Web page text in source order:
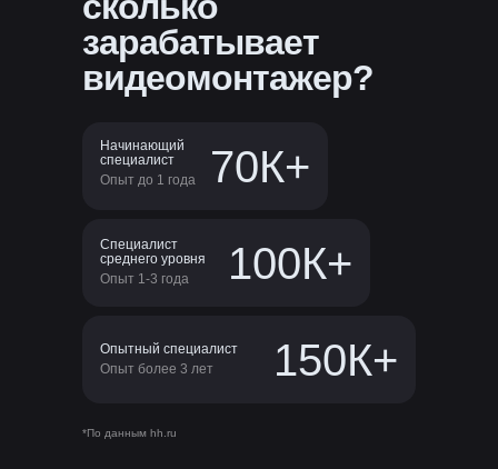
зарабатывает
видеомонтажер?
Специалист
среднего уровня
Начинающий
специалист
70К+
Опыт до 1 года
100К+
Опыт 1-3 года
Опытный специалист 150К+
Опыт более 3 лет
*По данным hh.ru